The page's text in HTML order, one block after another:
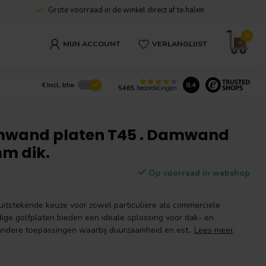
Grote voorraad in de winkel direct af te halen
MIJN ACCOUNT VERLANGLIJST
0
€ Incl. btw 5465 beoordelingen 8.4
platen T45 . Damwand
dik.
Op voorraad in webshop
keuze voor zowel particuliere als commerciële
golfplaten bieden een ideale oplossing voor dak- en
toepassingen waarbij duurzaamheid en est.. Lees meer.